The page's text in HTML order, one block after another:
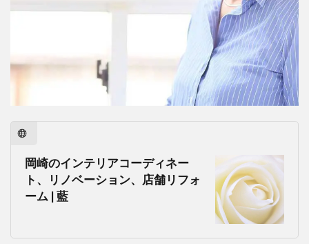
岡崎のインテリアコーディネー
ト、リノベーション、店舗リフォ
ーム | 藍